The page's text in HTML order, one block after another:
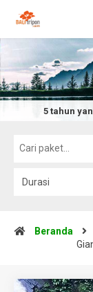
tahun yang lalu/
Beranda